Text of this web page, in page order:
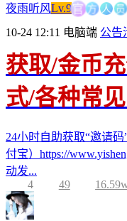
夜雨听风Lv.9官方人员
10-24 12:11 电脑端 公告
获取/金币
式/各种常
24小时自助获取“邀请
付宝）https://
动发...
4
49